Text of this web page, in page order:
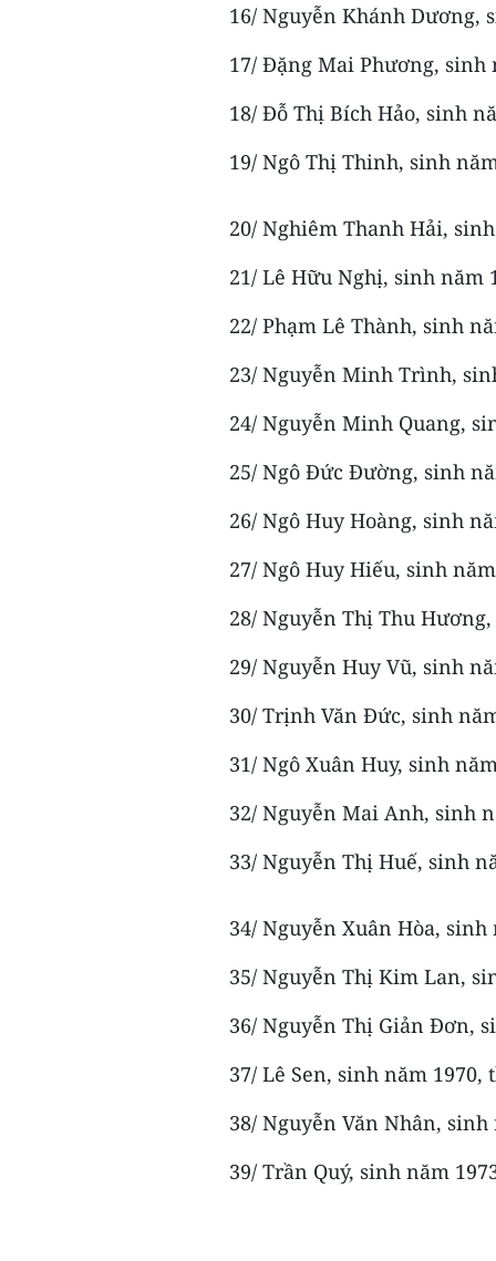
16/ Nguyễn Khánh Dương,
17/ Đặng Mai Phương, sinh
18/ Đỗ Thị Bích Hảo, sinh
19/ Ngô Thị Thinh, sinh
20/ Nghiêm Thanh Hải,
21/ Lê Hữu Nghị, sinh năm
22/ Phạm Lê Thành, sinh
23/ Nguyễn Minh Trình,
24/ Nguyễn Minh Quang,
25/ Ngô Đức Đường, sinh
26/ Ngô Huy Hoàng, sinh
27/ Ngô Huy Hiếu, sinh
28/ Nguyễn Thị Thu
29/ Nguyễn Huy Vũ, sinh
30/ Trịnh Văn Đức, sinh
31/ Ngô Xuân Huy, sinh
32/ Nguyễn Mai Anh, sinh
33/ Nguyễn Thị Huế, sinh
34/ Nguyễn Xuân Hòa, sinh
35/ Nguyễn Thị Kim Lan,
36/ Nguyễn Thị Giản Đơn,
37/ Lê Sen, sinh năm
38/ Nguyễn Văn Nhân,
39/ Trần Quý, sinh năm